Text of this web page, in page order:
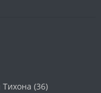
Тихона (36)